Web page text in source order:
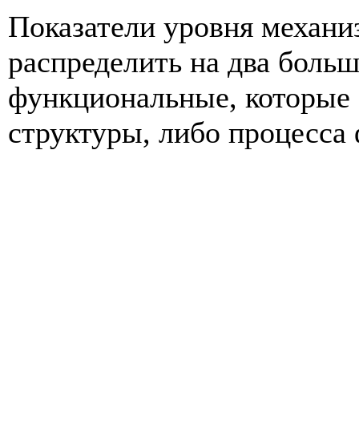
Показатели уровня
распределить на два
функциональные,
структуры, либо